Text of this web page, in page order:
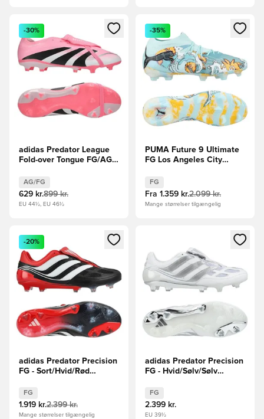
Åbner en Modal til at logge ind eller tilmelde dig som
-30%
adidas Predator League
Fold-over Tongue FG/AG
Pink/Sort/Hvid LIMITED
EDITION
AG/FG
629 kr.899 kr.
EU 44½, EU 46½
Åbner en Modal til at logge
-35%
PUMA Future 9 Ultimate
FG Los Angeles City
Turkis/Turkis/Orange
FG
Fra 1.359 kr.2.099 kr.
Mange størrelser tilgængelig
Åbner en Modal til at logge ind eller tilmelde dig som
-20%
adidas Predator Precision
FG - Sort/Hvid/Rød
FG
1.919 kr.2.399 kr.
Mange størrelser tilgængelig
Åbner en Modal til at logge
adidas Predator Precision
FG - Hvid/Sølv/Sølv
FG
2.399 kr.
EU 39½